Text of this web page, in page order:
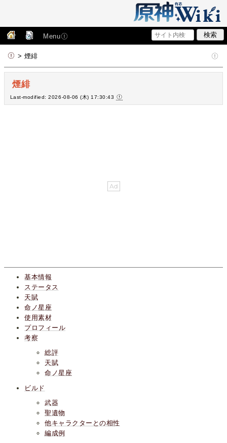
Menu
> 煙緋
煙緋
Last-modified: 2026-08-06 (木) 17:30:43
基本情報
ステータス
天賦
命ノ星座
使用素材
プロフィール
考察
総評
天賦
命ノ星座
ビルド
武器
聖遺物
他キャラクターとの相性
編成例